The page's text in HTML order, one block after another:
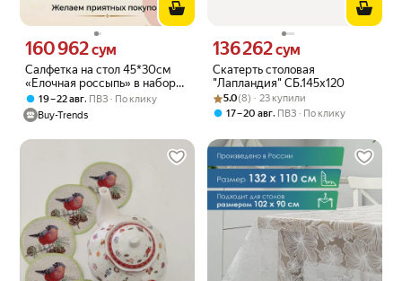
Салфетка на стол 45*30см
«Елочная россыпь» в наборе
2шт красная
Цена 160962 сум вместо
160 962сум
19 – 22 авг, ПВЗ
По клику
Buy-Trends
Скатерть столовая
"Лапландия" СБ.145х120
Цена 136262 сум вместо
136 262сум
Рейтинг товара: 5.0 из 5
Оценок: (8) · 23 купили
5.0(8) · 23 купили
17 – 20 авг, ПВЗ По клику